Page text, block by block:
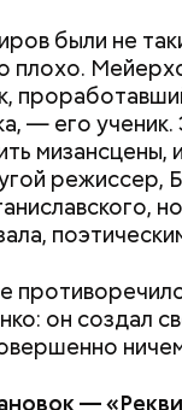
были не
плохо.
— его ученик.
мизансцены,
режиссер,
он создал
—«
дома и